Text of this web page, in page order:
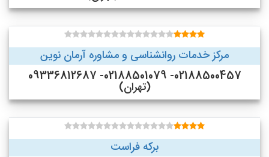
مرکز خدمات روانشناسی و مشاوره آرمان نوین
02188500457- 02188501079- 09336812687
(تهران)
برکه فراست